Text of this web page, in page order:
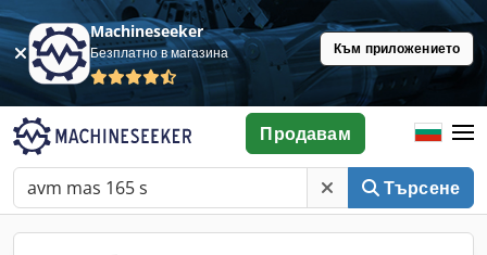
Machineseeker
Безплатно в магазина Към приложението
Търсене
Продавам